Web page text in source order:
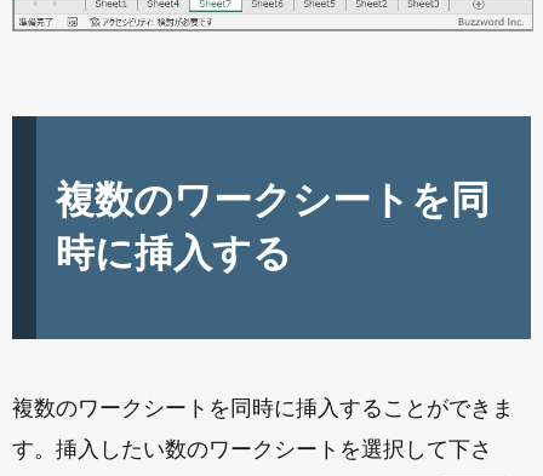
複数のワークシートを同
時に挿入する
複数のワークシートを同時に挿入することができま
す。挿入したい数のワークシートを選択して下さ